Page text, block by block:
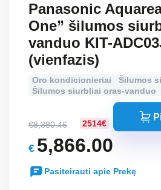
Panasonic
One” šilumos
vanduo KIT-
(vienfazis)
Oro kondicionieriai
Šilumos
Šilumos siurbliai oras-vanduo
2514€
€8,380.46
Original
price
was:
€ 5,866.00
Current
price
Pasiteirauti apie Prekę